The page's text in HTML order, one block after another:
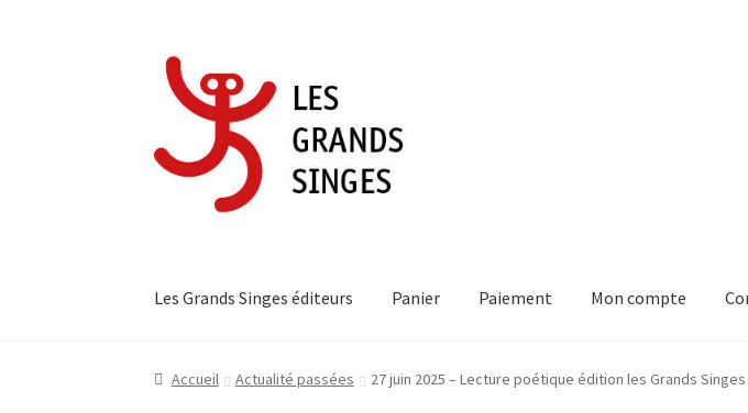
Aller
navigation
Aller
au
contenu
Les Grands Singes éditeurs Panier Paiement Mon compte
Accueil Actualités des Éditions Les Grands Singes Boutique Contact Mon compte
Accueil Actualité passées 27 juin 2025 – Lecture poétique édition les Grands Singes